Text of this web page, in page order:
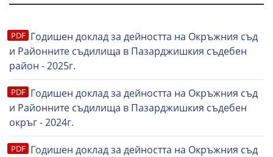
Годишен доклад за дейността на Окръжния съд
и Районните съдилища в Пазарджишкия съдебен
район - 2025г.
Годишен доклад за дейността на Окръжния съд
и Районните съдилища в Пазарджишкия съдебен
окръг - 2024г.
Годишен доклад за дейността на Окръжния съд